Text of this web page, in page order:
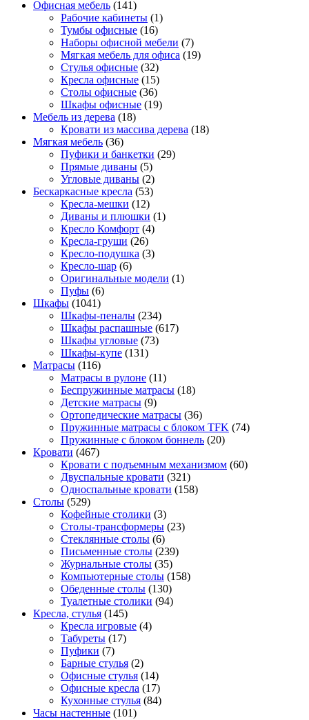
Офисная мебель (141)
Рабочие кабинеты (1)
Тумбы офисные (16)
Наборы офисной мебели (7)
Мягкая мебель для офиса (19)
Стулья офисные (32)
Кресла офисные (15)
Столы офисные (36)
Шкафы офисные (19)
Мебель из дерева (18)
Кровати из массива дерева (18)
Мягкая мебель (36)
Пуфики и банкетки (29)
Прямые диваны (5)
Угловые диваны (2)
Бескаркасные кресла (53)
Кресла-мешки (12)
Диваны и плюшки (1)
Кресло Комфорт (4)
Кресла-груши (26)
Кресло-подушка (3)
Кресло-шар (6)
Оригинальные модели (1)
Пуфы (6)
Шкафы (1041)
Шкафы-пеналы (234)
Шкафы распашные (617)
Шкафы угловые (73)
Шкафы-купе (131)
Матрасы (116)
Матрасы в рулоне (11)
Беспружинные матрасы (18)
Детские матрасы (9)
Ортопедические матрасы (36)
Пружинные матрасы с блоком TFK (74)
Пружинные с блоком боннель (20)
Кровати (467)
Кровати с подъемным механизмом (60)
Двуспальные кровати (321)
Односпальные кровати (158)
Столы (529)
Кофейные столики (3)
Столы-трансформеры (23)
Стеклянные столы (6)
Письменные столы (239)
Журнальные столы (35)
Компьютерные столы (158)
Обеденные столы (130)
Туалетные столики (94)
Кресла, стулья (145)
Кресла игровые (4)
Табуреты (17)
Пуфики (7)
Барные стулья (2)
Офисные стулья (14)
Офисные кресла (17)
Кухонные стулья (84)
Часы настенные (101)